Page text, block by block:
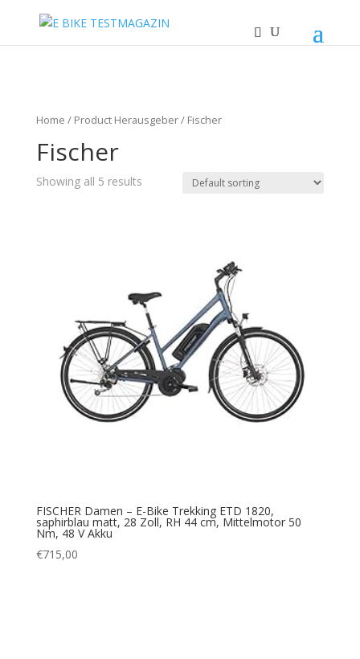
Home / Product Herausgeber / Fischer
Fischer
Showing all 5 results
FISCHER Damen – E-Bike Trekking ETD 1820,
saphirblau matt, 28 Zoll, RH 44 cm, Mittelmotor 50
Nm, 48 V Akku
€715,00